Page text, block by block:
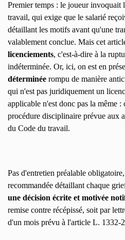
Premier temps : le joueur
travail, qui exige que le salarié
détaillant les motifs avant qu'une
valablement conclue. Mais cet
licenciements, c'est-à-dire à la
indéterminée. Or, ici, on est en
déterminée rompu de manière
qui n'est pas juridiquement un
applicable n'est donc pas la même :
procédure disciplinaire prévue aux
du Code du travail.
Pas d'entretien préalable
recommandée détaillant chaque
une décision écrite et motivée
remise contre récépissé, soit par
d'un mois prévu à l'article L. 1332-